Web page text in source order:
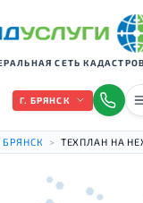
СЕТЬ
Г. БРЯНСК
БРЯНСК > ТЕХПЛАН НА